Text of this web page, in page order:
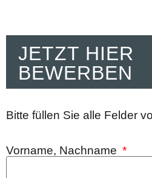
JETZT HIER
BEWERBEN
Bitte füllen Sie alle Felder
Vorname, Nachname